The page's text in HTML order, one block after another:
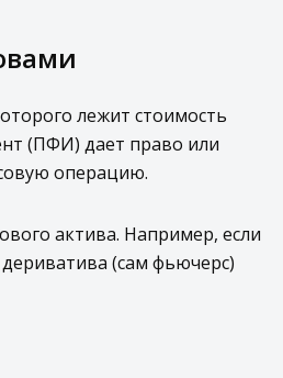
лежит стоимость
(ПФИ) дает право или
операцию.
актива. Например, если
(сам фьючерс)